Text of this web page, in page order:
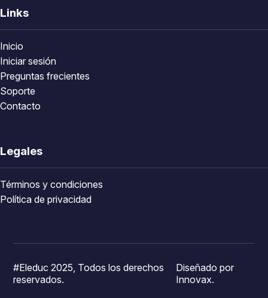
Links
Inicio
Iniciar sesión
Preguntas frecientes
Soporte
Contacto
Legales
Términos y condiciones
Política de privacidad
#Eleduc 2025, Todos los derechos
reservados.
Diseñado por
Innovax.